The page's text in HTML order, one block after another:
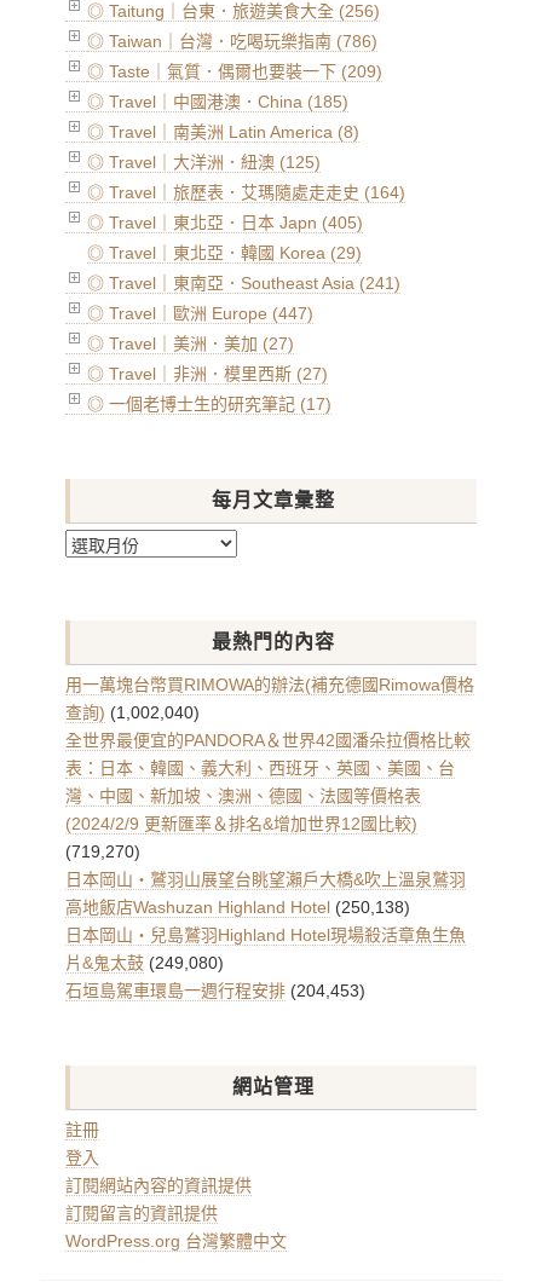
◎ Taitung｜台東．旅遊美食大全 (256)
◎ Taiwan｜台灣．吃喝玩樂指南 (786)
◎ Taste｜氣質．偶爾也要裝一下 (209)
◎ Travel｜中國港澳．China (185)
◎ Travel｜南美洲 Latin America (8)
◎ Travel｜大洋洲．紐澳 (125)
◎ Travel｜旅歷表．艾瑪隨處走走史 (164)
◎ Travel｜東北亞．日本 Japn (405)
◎ Travel｜東北亞．韓國 Korea (29)
◎ Travel｜東南亞．Southeast Asia (241)
◎ Travel｜歐洲 Europe (447)
◎ Travel｜美洲．美加 (27)
◎ Travel｜非洲．模里西斯 (27)
◎ 一個老博士生的研究筆記 (17)
每月文章彙整
每
章
整
最熱門的內容
用一萬塊台幣買RIMOWA的辦法(補充德國Rimowa價格
查詢) (1,002,040)
全世界最便宜的PANDORA＆世界42國潘朵拉價格比較
表：日本、韓國、義大利、西班牙、英國、美國、台
灣、中國、新加坡、澳洲、德國、法國等價格表
(2024/2/9 更新匯率＆排名&增加世界12國比較)
(719,270)
日本岡山・鷲羽山展望台眺望瀨戶大橋&吹上溫泉鷲羽
高地飯店Washuzan Highland Hotel (250,138)
日本岡山・兒島鷲羽Highland Hotel現場殺活章魚生魚
片&鬼太鼓 (249,080)
石垣島駕車環島一週行程安排 (204,453)
網站管理
註冊
登入
訂閱網站內容的資訊提供
訂閱留言的資訊提供
WordPress.org 台灣繁體中文